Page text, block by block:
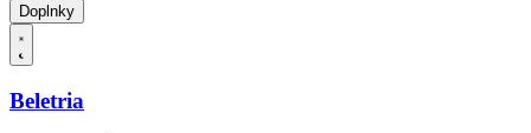
Doplnky
Beletria